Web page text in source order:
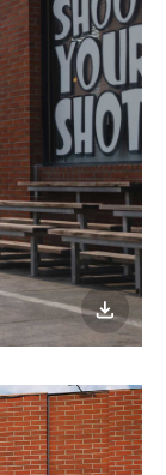
이미지
다운로드